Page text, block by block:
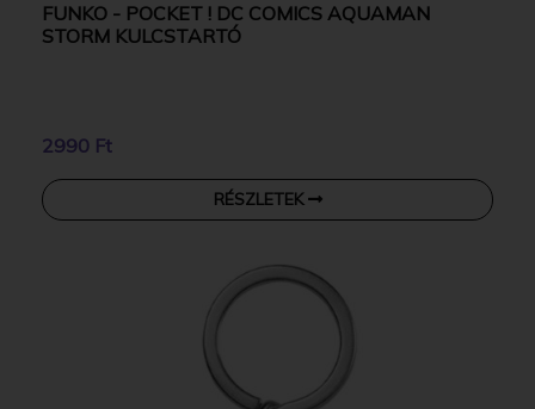
FUNKO - POCKET ! DC COMICS AQUAMAN
STORM KULCSTARTÓ
2990 Ft
RÉSZLETEK